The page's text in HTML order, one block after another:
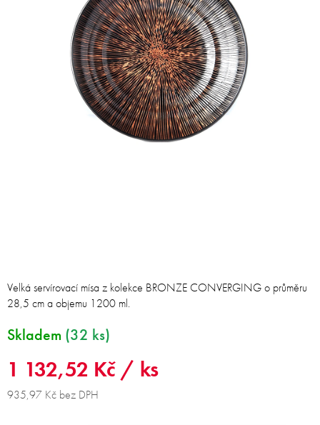
1 132,52 Kč / ks
935,97 Kč bez DPH
Skladem (32 ks)
Velká servírovací mísa z kolekce BRONZE CONVERGING o průměru
28,5 cm a objemu 1200 ml.